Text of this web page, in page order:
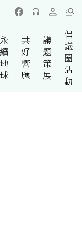
永
續
地
球
共
好
響
應
議
題
策
展
倡
議
圈
活
動